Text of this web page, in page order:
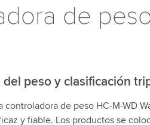
de
peso y clasificación
controladora de peso HC-M-WD
y fiable. Los productos se